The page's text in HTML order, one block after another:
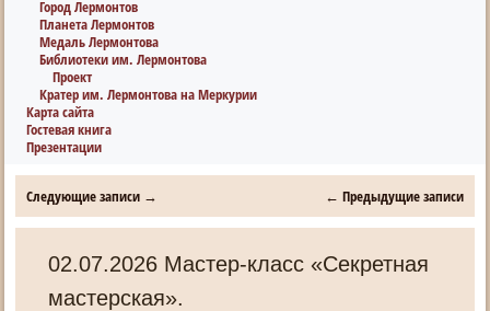
Город Лермонтов
Планета Лермонтов
Медаль Лермонтова
Библиотеки им. Лермонтова
Проект
Кратер им. Лермонтова на Меркурии
Карта сайта
Гостевая книга
Презентации
Следующие записи → ← Предыдущие записи
02.07.2026 Мастер-класс «Секретная
мастерская».